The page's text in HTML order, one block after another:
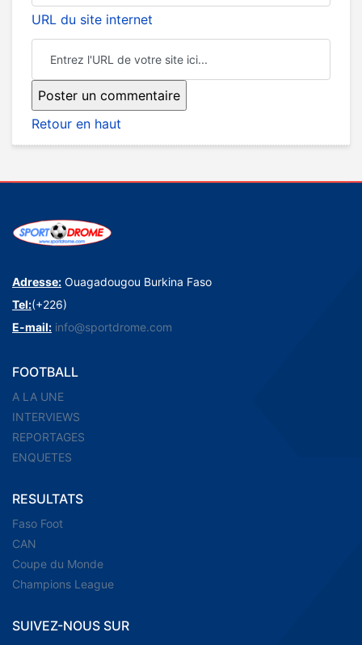
URL du site internet
Retour en haut
Adresse: Ouagadougou Burkina Faso
Tel:(+226)
E-mail: info@sportdrome.com
FOOTBALL
A LA UNE
INTERVIEWS
REPORTAGES
ENQUETES
RESULTATS
Faso Foot
CAN
Coupe du Monde
Champions League
SUIVEZ-NOUS SUR